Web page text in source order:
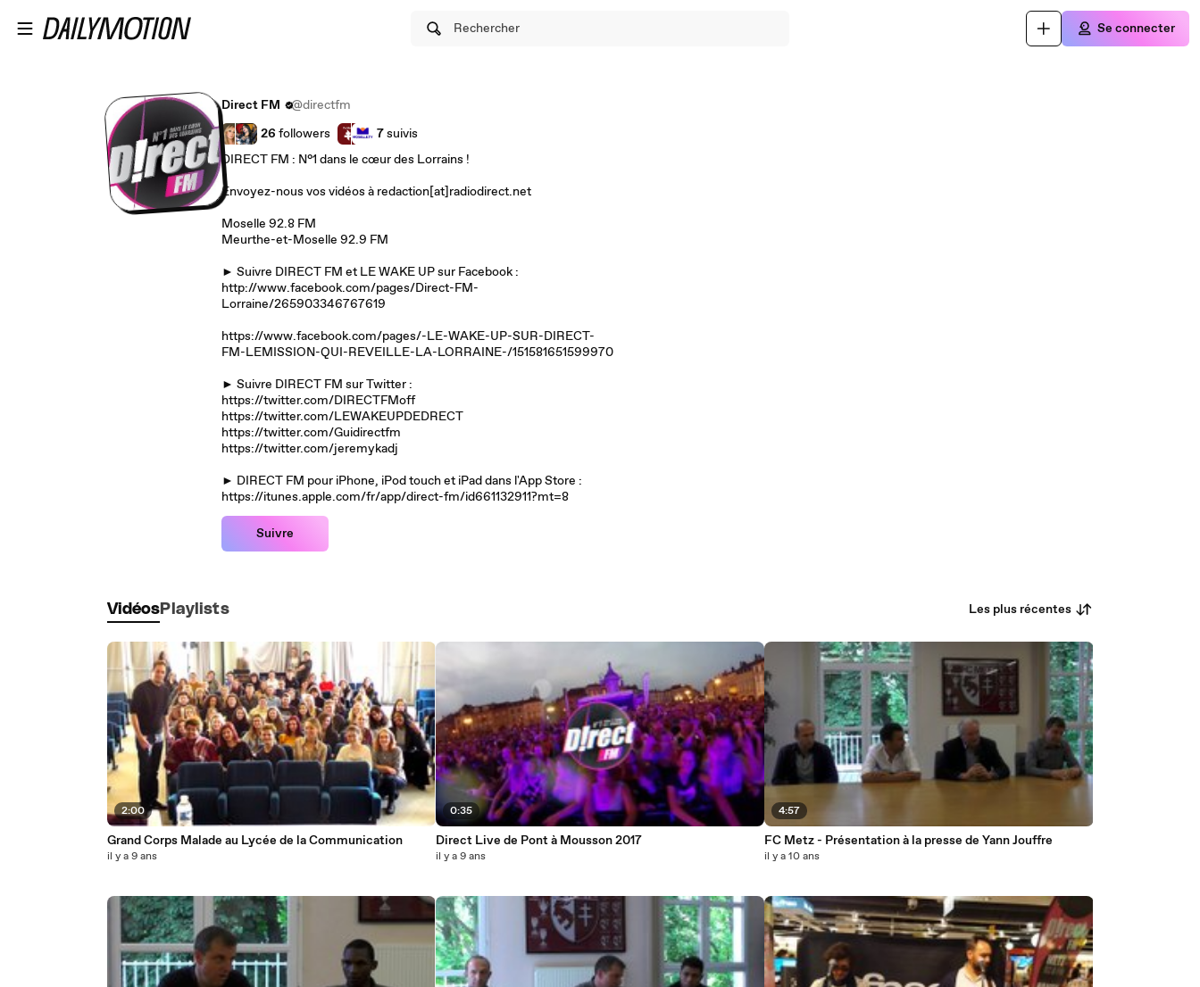
Rechercher Se connecter
Direct FM
@directfm
26 followers 7suivis
DIRECT FM : N°1 dans le cœur des Lorrains !
Envoyez-nous vos vidéos à redaction[at]radiodirect.net
Moselle 92.8 FM
Meurthe-et-Moselle 92.9 FM
► Suivre DIRECT FM et LE WAKE UP sur Facebook :
http://www.facebook.com/pages/Direct-FM-
Lorraine/265903346767619
https://www.facebook.com/pages/-LE-WAKE-UP-SUR-DIRECT-
FM-LEMISSION-QUI-REVEILLE-LA-LORRAINE-/151581651599970
► Suivre DIRECT FM sur Twitter :
https://twitter.com/DIRECTFMoff
https://twitter.com/LEWAKEUPDEDRECT
https://twitter.com/Guidirectfm
https://twitter.com/jeremykadj
► DIRECT FM pour iPhone, iPod touch et iPad dans l'App Store :
https://itunes.apple.com/fr/app/direct-fm/id661132911?mt=8
Suivre
Vidéos Playlists Les plus récentes
2:00
Grand Corps Malade au Lycée de la Communication
il y a 9 ans
0:35
Direct Live de Pont à Mousson 2017
il y a 9 ans
4:57
FC Metz - Présentation à la presse de Yann Jouffre
il y a 10 ans